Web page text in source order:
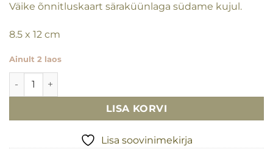
Väike õnnitluskaart säraküünlaga südame kujul.
8.5 x 12 cm
Ainult 2 laos
Väike õnnitluskaart säraküünlaga Happy Birthday kogus
LISA KORVI
Lisa soovinimekirja